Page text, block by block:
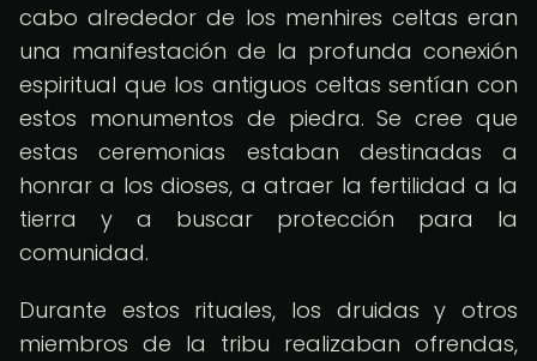
cabo alrededor de los menhires celtas eran
una manifestación de la profunda conexión
espiritual que los antiguos celtas sentían con
estos monumentos de piedra. Se cree que
estas ceremonias estaban destinadas a
honrar a los dioses, a atraer la fertilidad a la
tierra y a buscar protección para la
comunidad.
Durante estos rituales, los druidas y otros
miembros de la tribu realizaban ofrendas,